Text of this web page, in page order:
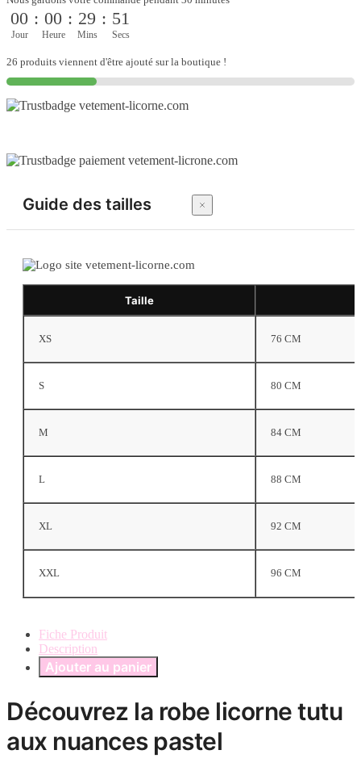
pastel
à
longues
00
Jour
: 00
Heure
: 29
Mins
: 50
Secs
26 produits viennent d'être ajouté sur la boutique !
Guide des tailles
Taille
XS 76 CM
S 80 CM
M 84 CM
L 88 CM
XL 92 CM
XXL 96 CM
Fiche Produit
Description
Ajouter au panier
Découvrez la robe licorne tutu
aux nuances pastel